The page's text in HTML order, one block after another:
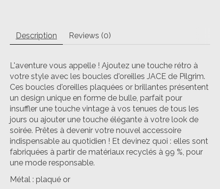
Description Reviews (0)
L'aventure vous appelle ! Ajoutez une touche rétro à
votre style avec les boucles d'oreilles JACE de Pilgrim.
Ces boucles d'oreilles plaquées or brillantes présentent
un design unique en forme de bulle, parfait pour
insuffler une touche vintage à vos tenues de tous les
jours ou ajouter une touche élégante à votre look de
soirée. Prêtes à devenir votre nouvel accessoire
indispensable au quotidien ! Et devinez quoi : elles sont
fabriquées à partir de matériaux recyclés à 99 %, pour
une mode responsable.
Métal : plaqué or